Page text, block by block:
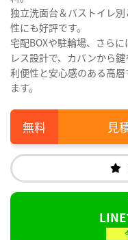
独立洗面台＆バストイレ
性にも好評です。
宅配BOXや駐輪場、さら
レス設計で、カバンから
利便性と安心感のある高
ます。
見